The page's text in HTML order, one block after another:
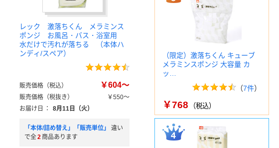
レック 激落ちくん メラミンス
ポンジ お風呂・バス・浴室用
水だけで汚れが落ちる （本体ハ
ンディ/スペア）
販売価格（税込） ￥604～
販売価格（税抜き）
￥550～
お届け日
： 8月11日（火）
「本体/詰め替え」「販売単位」
違い
で全2 商品あります
（限定）激落ちくん キューブ
メラミンスポンジ 大容量 カ
ッ…
（7件）
￥768 （税込）